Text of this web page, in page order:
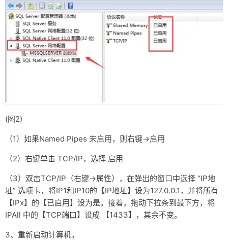
(图2)
（1）如果Named Pipes 未启用，则右键→启用
（2）右键单击 TCP/IP，选择 启用
（3）双击TCP/IP（右键→属性），在弹出的窗口中选择 “IP地
址” 选项卡，将IP1和IP10的【IP地址】设为127.0.0.1，并将所有
【IPx】的【已启用】设为是。接着，拖动下拉条到最下方，将
IPAll 中的【TCP端口】设成 【1433】，其余不变。
3、重新启动计算机。